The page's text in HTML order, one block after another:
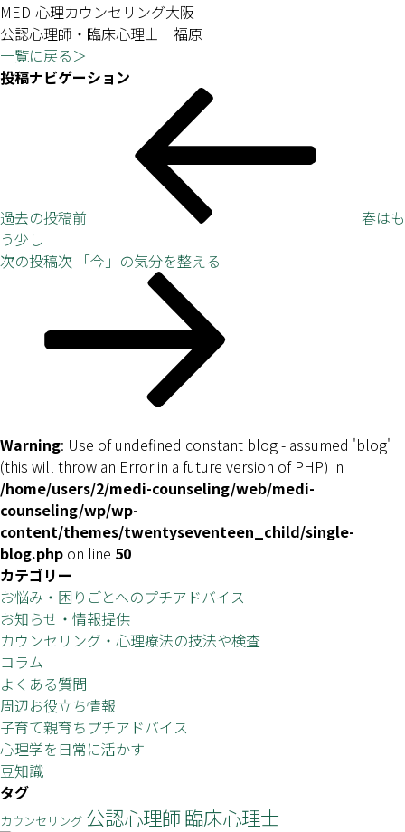
MEDI心理カウンセリング大阪
公認心理師・臨床心理士 福原
一覧に戻る＞
投稿ナビゲーション
過去の投稿前
春はも
う少し
次の投稿次 「今」の気分を整える
Warning: Use of undefined constant blog - assumed 'blog'
(this will throw an Error in a future version of PHP) in
/home/users/2/medi-counseling/web/medi-
counseling/wp/wp-
content/themes/twentyseventeen_child/single-
blog.php on line 50
カテゴリー
お悩み・困りごとへのプチアドバイス
お知らせ・情報提供
カウンセリング・心理療法の技法や検査
コラム
よくある質問
周辺お役立ち情報
子育て親育ちプチアドバイス
心理学を日常に活かす
豆知識
タグ
カウンセリング 公認心理師臨床心理士